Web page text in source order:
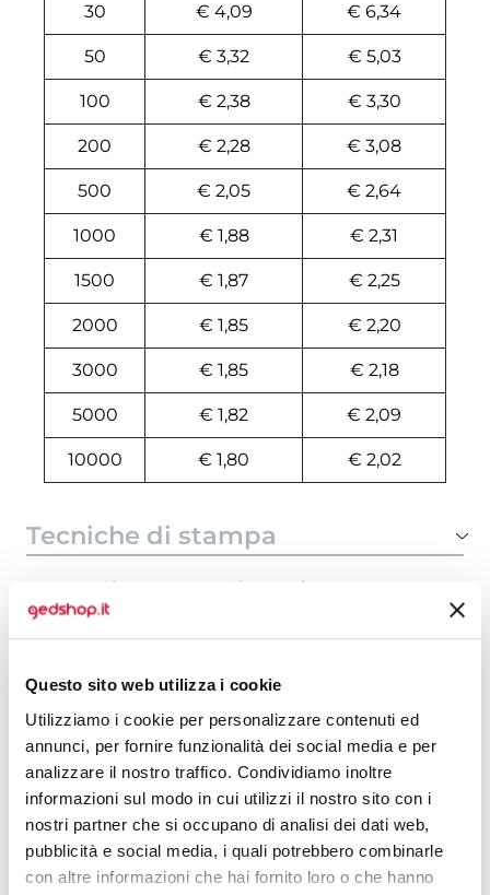
Questo sito web utilizza i cookie
Utilizziamo i cookie per personalizzare contenuti ed
annunci, per fornire funzionalità dei social media e per
analizzare il nostro traffico. Condividiamo inoltre
informazioni sul modo in cui utilizzi il nostro sito con i
nostri partner che si occupano di analisi dei dati web,
pubblicità e social media, i quali potrebbero combinarle
con altre informazioni che hai fornito loro o che hanno
30 € 4,09 € 6,34
50 € 3,32 € 5,03
100 € 2,38 € 3,30
200 € 2,28 € 3,08
500 € 2,05 € 2,64
1000 € 1,88 € 2,31
1500 € 1,87 € 2,25
2000 € 1,85 € 2,20
3000 € 1,85 € 2,18
5000 € 1,82 € 2,09
10000 € 1,80 € 2,02
Tecniche di stampa
Area di personalizzazione
Domande e risposte
Prodotti alternativi